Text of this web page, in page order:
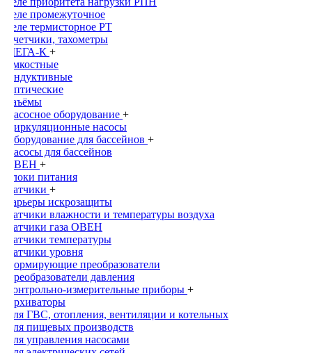
Реле промежуточное
Реле термисторное РТ
Счетчики, тахометры
МЕГА-К +
Емкостные
Индуктивные
Оптические
Раъёмы
Насосное оборудование +
Циркуляционные насосы
Оборудование для бассейнов +
Насосы для бассейнов
ОВЕН +
Блоки питания
Датчики +
Барьеры искрозащиты
Датчики влажности и температуры воздуха
Датчики газа ОВЕН
Датчики температуры
Датчики уровня
Нормирующие преобразователи
Преобразователи давления
Контрольно-измерительные приборы +
Архиваторы
Для ГВС, отопления, вентиляции и котельных
Для пищевых производств
Для управления насосами